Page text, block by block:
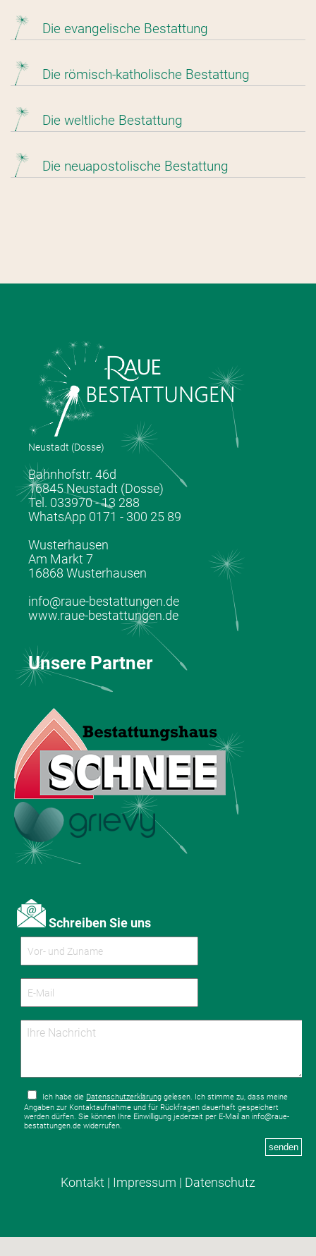
Die evangelische Bestattung
Die römisch-katholische Bestattung
Die weltliche Bestattung
Die neuapostolische Bestattung
Neustadt (Dosse)
Bahnhofstr. 46d
16845 Neustadt (Dosse)
Tel. 033970 - 13 288
WhatsApp 0171 - 300 25 89
Wusterhausen
Am Markt 7
16868 Wusterhausen
info@raue-bestattungen.de
www.raue-bestattungen.de
Unsere Partner
Schreiben Sie uns
Ich habe die Datenschutzerklärung gelesen. Ich stimme zu, dass meine
Angaben zur Kontaktaufnahme und für Rückfragen dauerhaft gespeichert
werden dürfen. Sie können Ihre Einwilligung jederzeit per E-Mail an info@raue-
bestattungen.de widerrufen.
senden
Kontakt | Impressum | Datenschutz